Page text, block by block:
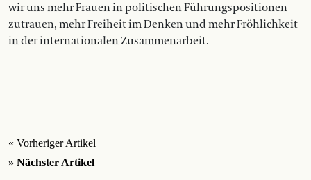
wir uns mehr Frauen in politischen Führungspositionen
zutrauen, mehr Freiheit im Denken und mehr Fröhlichkeit
in der internationalen Zusammenarbeit.
« Vorheriger Artikel
» Nächster Artikel